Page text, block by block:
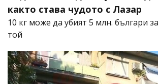
както става чудото с Лазар
10 кг може да убият 5 млн. българи
той